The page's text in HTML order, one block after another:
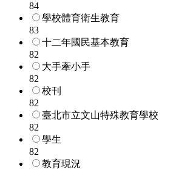
84
學校體育衛生教育
83
十二年國民基本教育
82
大手牽小手
82
校刊
82
臺北市立文山特殊教育學校
82
學生
82
教育現況